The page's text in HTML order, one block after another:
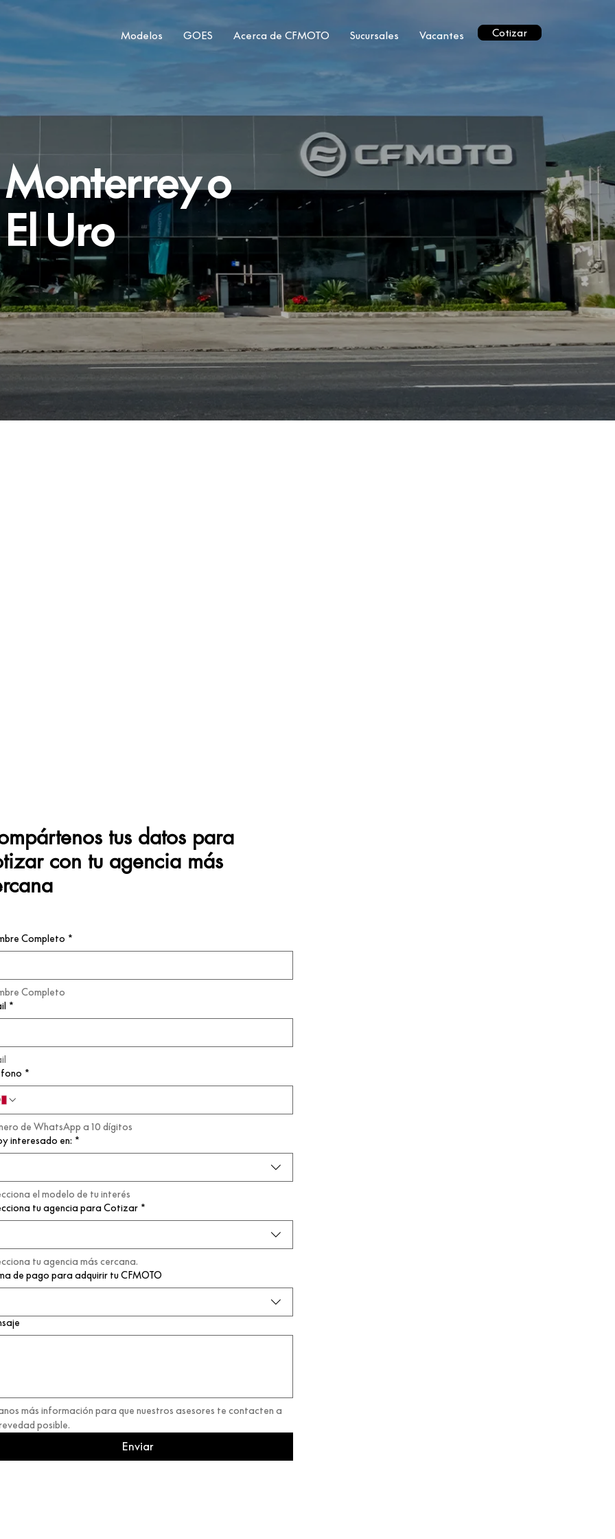
Modelos GOES Acerca de CFMOTO Sucursales Vacantes Cotizar
o
Uro
tus datos para
con tu agencia más
Completo *
Completo
*
*
de WhatsApp a 10 dígitos
interesado en: *
el modelo de tu interés
tu agencia para Cotizar *
tu agencia más cercana.
de pago para adquirir tu CFMOTO
más información para que nuestros asesores te contacten a
posible.
Enviar